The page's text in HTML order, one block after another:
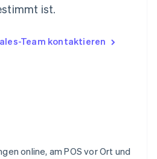
ist.
Team kontaktieren
online, am POS vor Ort und